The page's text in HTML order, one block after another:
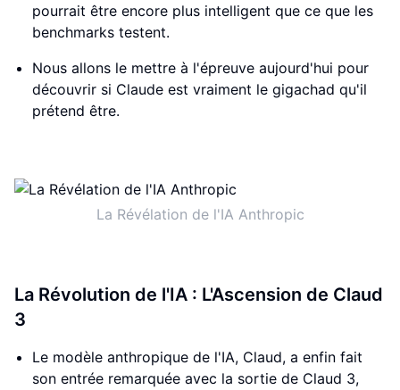
pourrait être encore plus intelligent que ce que les
benchmarks testent.
Nous allons le mettre à l'épreuve aujourd'hui pour
découvrir si Claude est vraiment le gigachad qu'il
prétend être.
La Révélation de l'IA Anthropic
La Révolution de l'IA : L'Ascension de Claud
3
Le modèle anthropique de l'IA, Claud, a enfin fait
son entrée remarquée avec la sortie de Claud 3,